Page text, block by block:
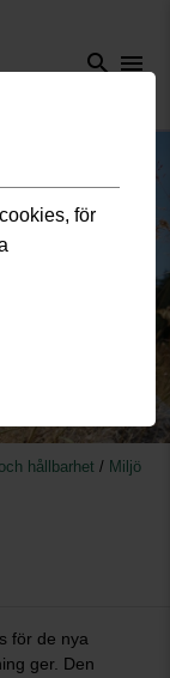
search menu
hållbarhet / Miljö
för de nya
ger. Den
för